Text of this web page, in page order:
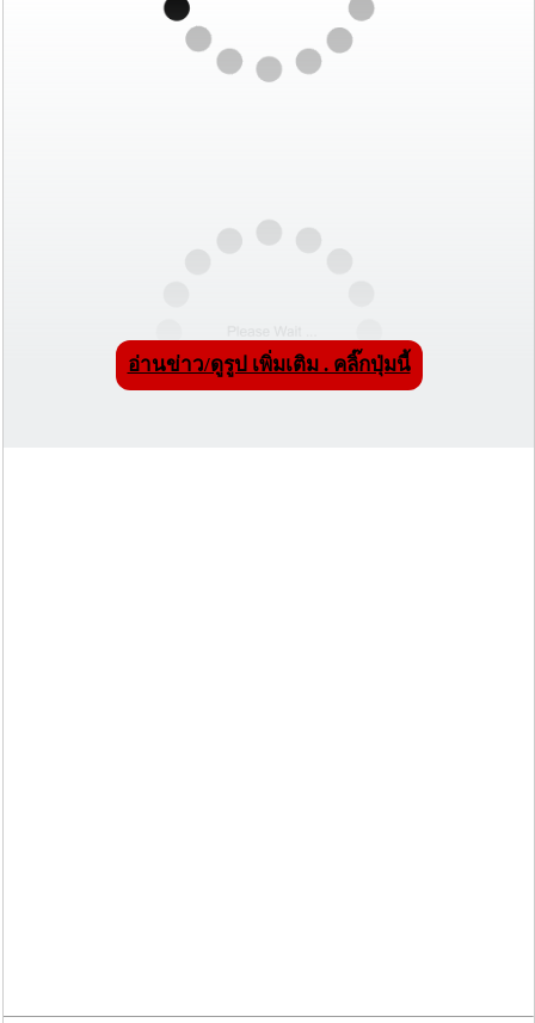
อ่านข่าว/ดูรูป เพิ่มเติม . คลิ๊กปุ่มนี้